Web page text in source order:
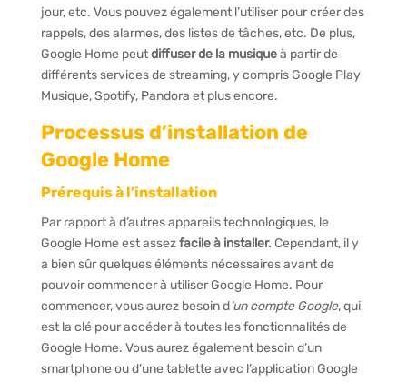
jour, etc. Vous pouvez également l’utiliser pour créer des
rappels, des alarmes, des listes de tâches, etc. De plus,
Google Home peutdiffuser de la musiqueà partir de
différents services de streaming, y compris Google Play
Musique, Spotify, Pandora et plus encore.
Processus d’installation de
Google Home
Prérequis à l’installation
Par rapport à d’autres appareils technologiques, le
Google Home est assezfacile à installer. Cependant, il y
a bien sûr quelques éléments nécessaires avant de
pouvoir commencer à utiliser Google Home. Pour
commencer, vous aurez besoin d‘un compte Google, qui
est la clé pour accéder à toutes les fonctionnalités de
Google Home. Vous aurez également besoin d’un
smartphone ou d’une tablette avec l’application Google